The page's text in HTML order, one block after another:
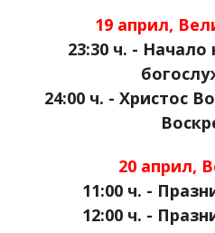
19 април,
23:30 ч. - Начало
24:00 ч. - Христос
20 април,
11:00 ч. -
12:00 ч. -